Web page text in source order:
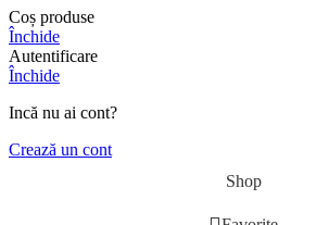
Coș produse
Închide
Autentificare
Închide
Incă nu ai cont?
Crează un cont
Shop